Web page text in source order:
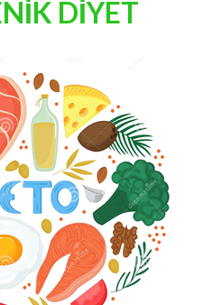
DİYET